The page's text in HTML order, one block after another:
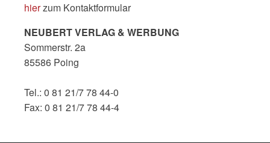
hierzum Kontaktformular
NEUBERT VERLAG & WERBUNG
Sommerstr. 2a
85586 Poing
Tel.: 0 81 21/7 78 44-0
Fax: 0 81 21/7 78 44-4